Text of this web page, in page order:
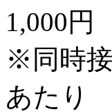
1,000円
※同時
あたり